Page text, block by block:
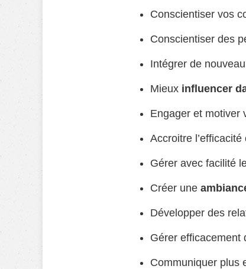
Conscientiser vos
Conscientiser des
Intégrer de
Mieux influencer
Engager et motiver
Accroitre l’efficacité
Gérer avec facilité
Créer une
Développer des
Gérer efficacement
Communiquer plus